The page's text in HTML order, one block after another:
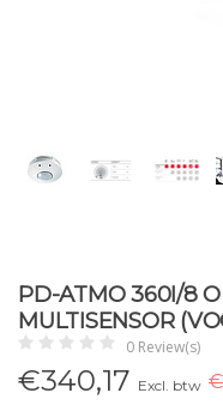
PD-ATMO 360I/8
MULTISENSOR
0 Review(s)
€340,17 Excl. btw